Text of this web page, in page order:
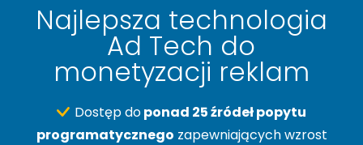
Najlepsza technologia
Ad Tech do
monetyzacji reklam
Dostęp doponad 25 źródeł popytu
programatycznego zapewniających wzrost